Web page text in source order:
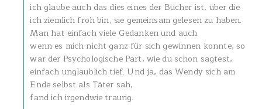
ich glaube auch das dies eines der Bücher ist, über die
ich ziemlich froh bin, sie gemeinsam gelesen zu haben.
Man hat einfach viele Gedanken und auch
wenn es mich nicht ganz für sich gewinnen konnte, so
war der Psychologische Part, wie du schon sagtest,
einfach unglaublich tief. Und ja, das Wendy sich am
Ende selbst als Täter sah,
fand ich irgendwie traurig.